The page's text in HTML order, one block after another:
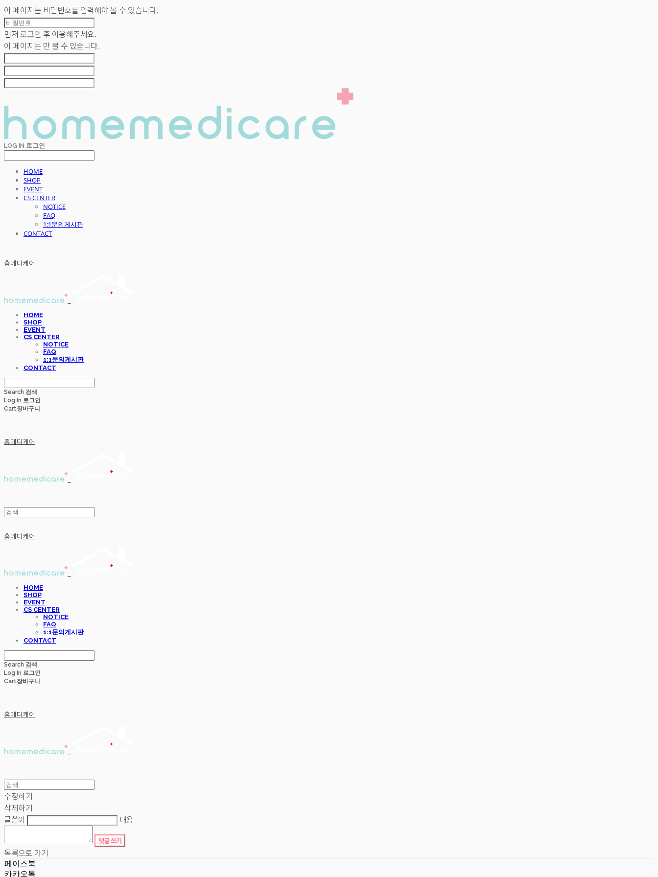
이 페이지는 비밀번호를 입력해야 볼 수 있습니다.
먼저 로그인 후 이용해주세요.
이 페이지는 만 볼 수 있습니다.
LOG IN 로그인
HOME
SHOP
EVENT
CS CENTER
NOTICE
FAQ
1:1문의게시판
CONTACT
홈메디케어
HOME
SHOP
EVENT
CS CENTER
NOTICE
FAQ
1:1문의게시판
CONTACT
Search 검색
Log In 로그인
Cart장바구니
홈메디케어
홈메디케어
HOME
SHOP
EVENT
CS CENTER
NOTICE
FAQ
1:1문의게시판
CONTACT
Search 검색
Log In 로그인
Cart장바구니
홈메디케어
수정하기
삭제하기
글쓴이
내용
댓글 쓰기
목록으로 가기
페이스북
카카오톡